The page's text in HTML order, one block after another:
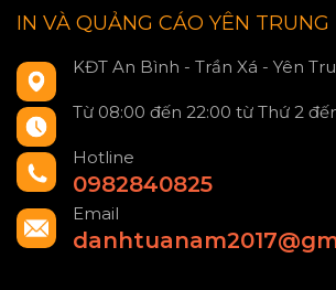
IN VÀ QUẢNG CÁO YÊN TRUNG
KĐT An Bình - Trần Xá - Yên
Từ 08:00 đến 22:00 từ Thứ 2
Hotline
0982840825
Email